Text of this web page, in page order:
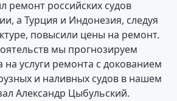
ремонт российских судов
а Турция и Индонезия, следуя
повысили цены на ремонт.
мы прогнозируем
на услуги ремонта с докованием
и наливных судов в нашем
Александр Цыбульский.